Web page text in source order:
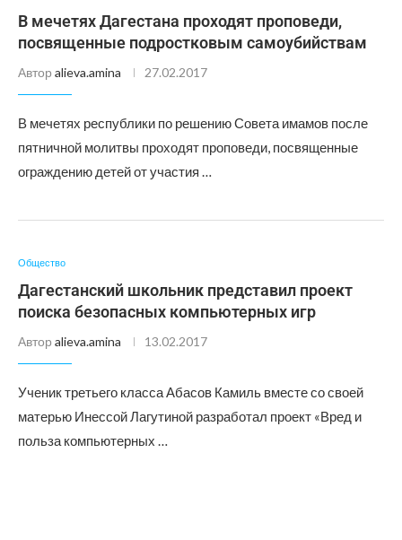
В мечетях Дагестана проходят проповеди,
посвященные подростковым самоубийствам
Автор alieva.amina 27.02.2017
В мечетях республики по решению Совета имамов после
пятничной молитвы проходят проповеди, посвященные
ограждению детей от участия …
Общество
Дагестанский школьник представил проект
поиска безопасных компьютерных игр
Автор alieva.amina 13.02.2017
Ученик третьего класса Абасов Камиль вместе со своей
матерью Инессой Лагутиной разработал проект «Вред и
польза компьютерных …